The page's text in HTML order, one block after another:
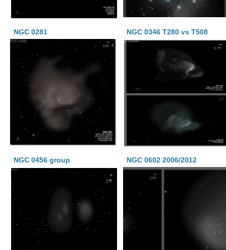
NGC 0281 NGC 0346 T280 vs T508
NGC 0456 group NGC 0602 2006/2012